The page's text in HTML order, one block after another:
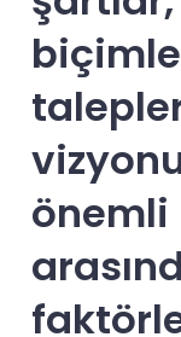
önemli